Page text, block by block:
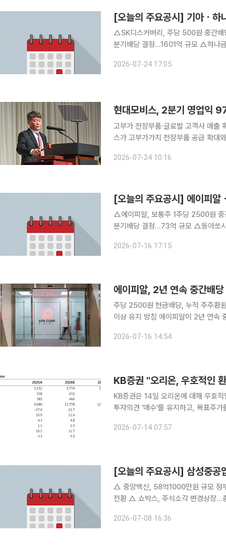
[오늘의 주요공시] 기아ㆍ하
△SK디스커버리, 주당 500원 중간배당 결정...90억 규모 △
분기배당 결정...1601억 규모 △하나금융지주, 보통주 1주당 1155원 분기배당 결정...3079억 규모
주식 취득 결정...2500억 규
2026-07-24 17:05
현대모비스, 2분기 영업익
고부가 전장부품·글로벌 고객사 매출 확
스가 고부가가치 전장부품 공급 확대
2026-07-24 10:16
[오늘의 주요공시] 에이피알
△에이피알, 보통주 1주당 2500원 중간배당 결정..935
분기배당 결정...73억 규모 △동아쏘시오홀딩스, 보통주 1주당 700원 분기배당 결정...47억 규모
50원 중간배당 결정...14억 규모
2026-07-16 17:15
에이피알, 2년 연속 중간배
주당 2500원 현금배당, 누적 주주환
이상 유지 방침 에이피알이 2년 연속 중간배당을 실시하며 주주환원 정책을 이어간다. 상장 이후 현
이사회 결의를 통해 보통주 1주당
2026-07-16 14:54
KB증권 "오리온, 우호적인
KB증권은 14일 오리온에 대해 우호
투자의견 '매수'를 유지하고, 목표주
해외 법인 중심으로 안정적인 성장을
2026-07-14 07:57
[오늘의 주요공시] 삼성중공
△ 중앙백신, 58억1000만원 규모 정부 백신 공급계약 체결 △
전환 △ 쇼박스, 주식소각 변경상장…총 주식 수 조정 △ 라온시큐어, 20억원 규모 자사주 취득 결
비 22.4% 감소 △ 삼성중공업, 284
2026-07-08 16:36